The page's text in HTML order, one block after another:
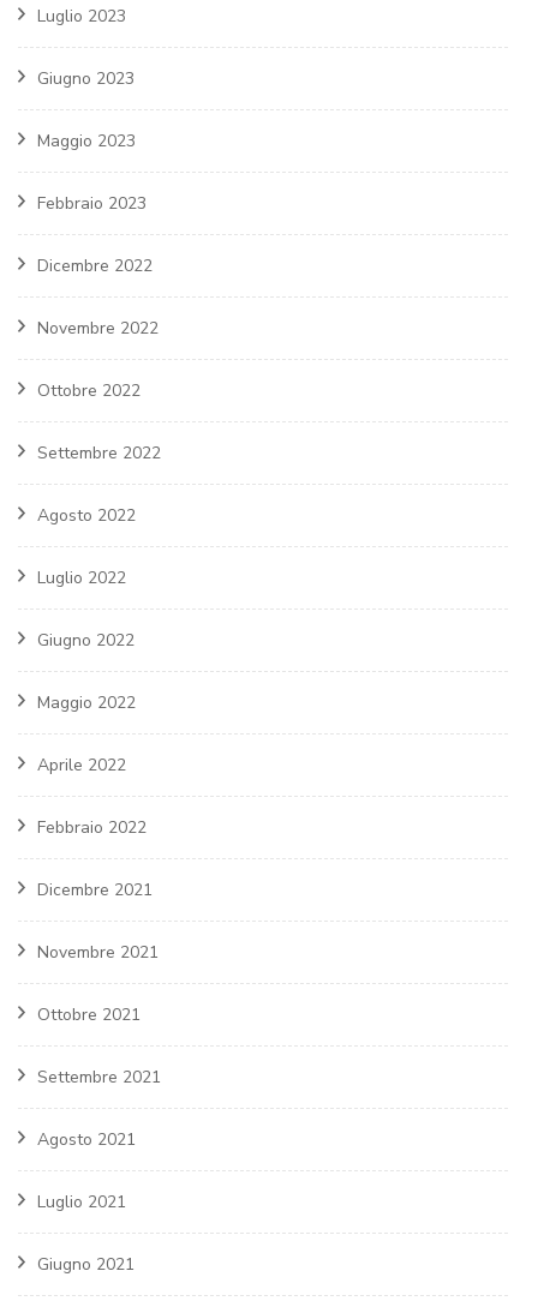
Luglio 2023
Giugno 2023
Maggio 2023
Febbraio 2023
Dicembre 2022
Novembre 2022
Ottobre 2022
Settembre 2022
Agosto 2022
Luglio 2022
Giugno 2022
Maggio 2022
Aprile 2022
Febbraio 2022
Dicembre 2021
Novembre 2021
Ottobre 2021
Settembre 2021
Agosto 2021
Luglio 2021
Giugno 2021